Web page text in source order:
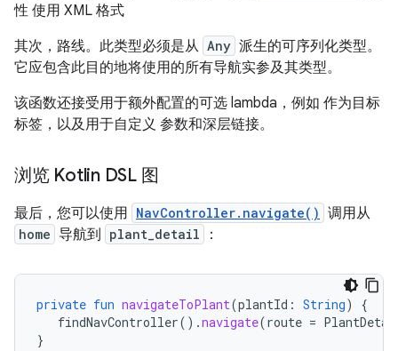
性 使用 XML 格式
其次，路线。此类型必须是从 Any 派生的可序列化类型。
它应包含此目的地将使用的所有导航实参及其类型。
该函数还接受用于额外配置的可选 lambda，例如 作为目标
标签，以及用于自定义 参数和深层链接。
浏览 Kotlin DSL 图
最后，您可以使用 NavController.navigate() 调用从
home 导航到 plant_detail ：
private fun navigateToPlant(plantId : String)
{
findNavController().navigate(route =
}